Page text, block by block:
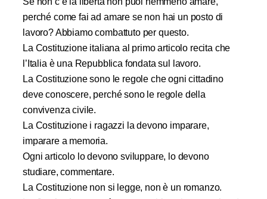
perché come fai ad amare se non hai un posto di
lavoro?Abbiamo combattuto per questo.
La Costituzione italiana al primo articolo recita che
l’Italia è una Repubblica fondata sul lavoro.
La Costituzione sono le regole che ogni cittadino
deve conoscere, perché sono le regole della
convivenza civile.
La Costituzione i ragazzi la devono imparare,
imparare a memoria.
Ogni articolo lo devono sviluppare, lo devono
studiare, commentare.
La Costituzione non si legge, non è un romanzo.